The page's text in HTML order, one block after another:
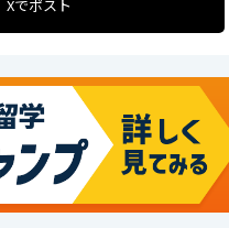
Xでポスト